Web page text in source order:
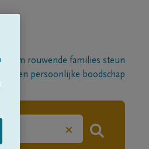
om rouwende families steun
een persoonlijke boodschap
×